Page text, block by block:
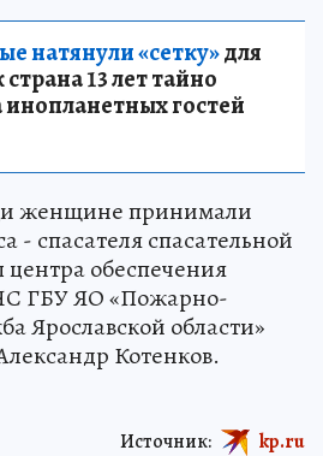
натянули «сетку»для
13 лет тайно
инопланетных гостей
женщине принимали
- спасателя спасательной
обеспечения
ГБУ ЯО «Пожарно-
Ярославской области»
Котенков.
Источник: kp.ru